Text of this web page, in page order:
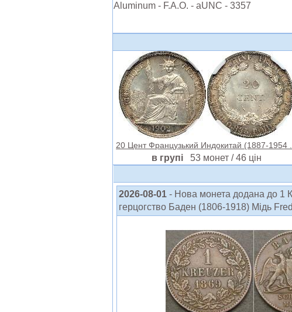
Aluminum - F.A.O. - aUNC - 3357
20 Цент Французький Индокитай (1887-1954 ...
в групі 53 монет / 46 цін
2026-08-01 - Нова монета додана до 1
герцогство Баден (1806-1918) Мідь